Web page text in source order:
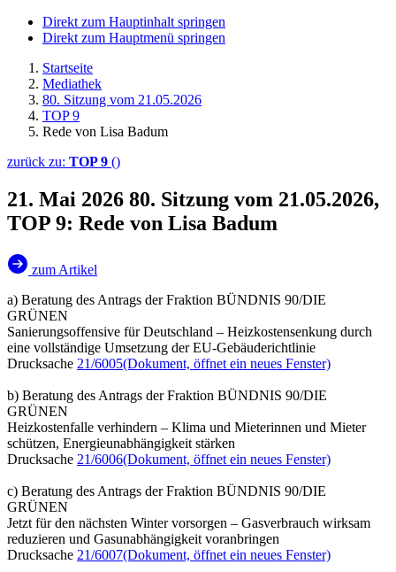
Direkt zum Hauptinhalt springen
Direkt zum Hauptmenü springen
Startseite
Mediathek
80. Sitzung vom 21.05.2026
TOP 9
Rede von Lisa Badum
zurück zu: TOP 9 ()
21. Mai 2026 80. Sitzung vom 21.05.2026,
TOP 9: Rede von Lisa Badum
zum Artikel
a) Beratung des Antrags der Fraktion BÜNDNIS 90/DIE
GRÜNEN
Sanierungsoffensive für Deutschland – Heizkostensenkung durch
eine vollständige Umsetzung der EU-Gebäuderichtlinie
Drucksache 21/6005(Dokument, öffnet ein neues Fenster)
b) Beratung des Antrags der Fraktion BÜNDNIS 90/DIE
GRÜNEN
Heizkostenfalle verhindern – Klima und Mieterinnen und Mieter
schützen, Energieunabhängigkeit stärken
Drucksache 21/6006(Dokument, öffnet ein neues Fenster)
c) Beratung des Antrags der Fraktion BÜNDNIS 90/DIE
GRÜNEN
Jetzt für den nächsten Winter vorsorgen – Gasverbrauch wirksam
reduzieren und Gasunabhängigkeit voranbringen
Drucksache 21/6007(Dokument, öffnet ein neues Fenster)